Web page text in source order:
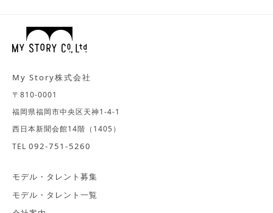
My Story株式会社
〒810-0001
福岡県福岡市中央区天神1-4-1
西日本新聞会館14階（1405）
TEL 092-751-5260
モデル・タレント募集
モデル・タレント一覧